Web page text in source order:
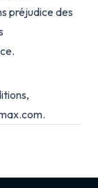
préjudice des